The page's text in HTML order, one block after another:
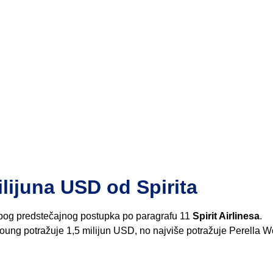
USD od Spirita
predstečajnog postupka po paragrafu 11 Spirit Airlinesa.
potražuje 1,5 milijun USD, no najviše potražuje Perella